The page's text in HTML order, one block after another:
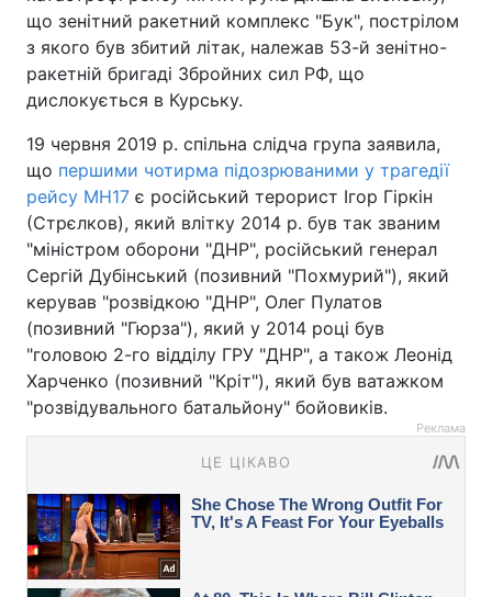
що зенітний ракетний комплекс "Бук", пострілом
з якого був збитий літак, належав 53-й зенітно-
ракетній бригаді Збройних сил РФ, що
дислокується в Курську.
19 червня 2019 р. спільна слідча група заявила,
що першими чотирма підозрюваними у трагедії
рейсу МН17 є російський терорист Ігор Гіркін
(Стрєлков), який влітку 2014 р. був так званим
"міністром оборони "ДНР", російський генерал
Сергій Дубінський (позивний "Похмурий"), який
керував "розвідкою "ДНР", Олег Пулатов
(позивний "Гюрза"), який у 2014 році був
"головою 2-го відділу ГРУ "ДНР", а також Леонід
Харченко (позивний "Кріт"), який був ватажком
"розвідувального батальйону" бойовиків.
Реклама